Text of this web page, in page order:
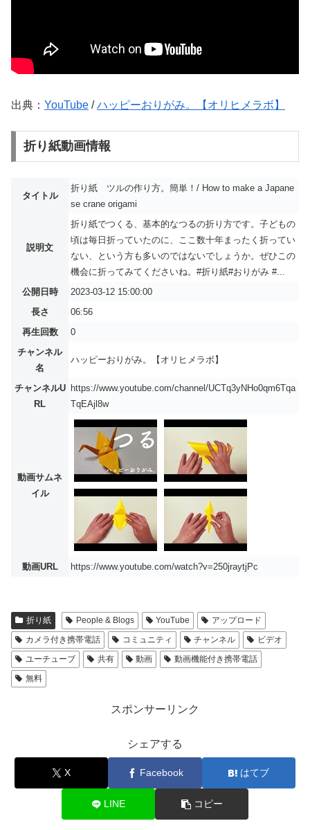
出典： YouTube /ハッピーおりがみ。【オリヒメラボ】
折り紙動画情報
タイトル
折り紙 ツルの作り方。簡単！/ How to make a Japane
se crane origami
説明文
折り紙でつくる、基本的なつるの折り方です。子どもの
頃は毎日折っていたのに、ここ数十年まったく折ってい
ない、という方も多いのではないでしょうか。ぜひこの
機会に折ってみてくださいね。#折り紙#おりがみ #...
公開日時
2023-03-12 15:00:00
長さ
06:56
再生回数
0
チャンネル
名
ハッピーおりがみ。【オリヒメラボ】
チャンネルU
RL
https://www.youtube.com/channel/UCTq3yNHo0qm6Tqa
TqEAjl8w
動画サムネ
イル
動画URL https://www.youtube.com/watch?v=250jraytjPc
折り紙 People & Blogs YouTube
アップロード
カメラ付き携帯電話
コミュニティ チャンネル
ビデオ
ユーチューブ
共有 動画
動画機能付き携帯電話
無料
スポンサーリンク
シェアする
X Facebook はてブ
LINE コピー